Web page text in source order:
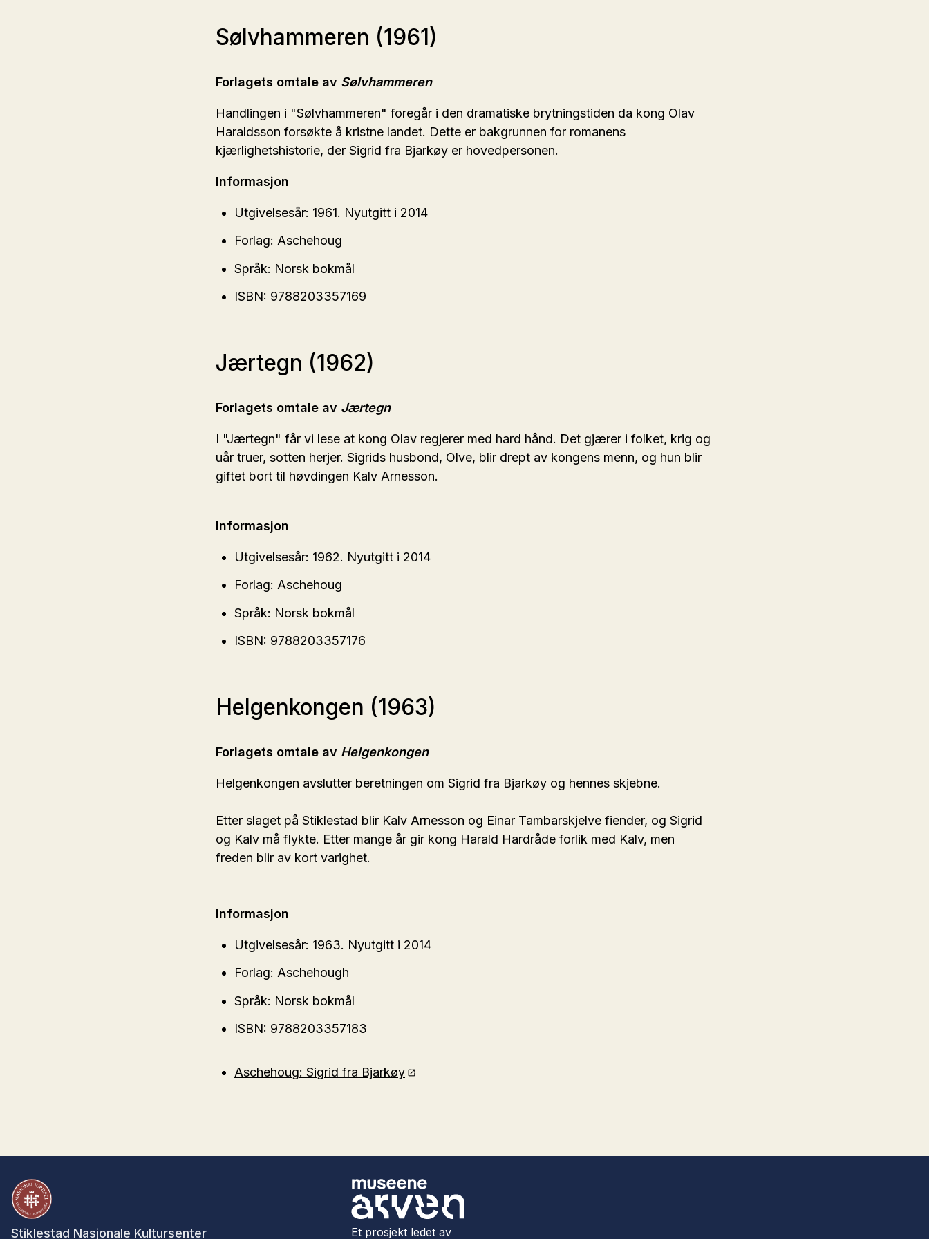
Sølvhammeren (1961)
Forlagets omtale av Sølvhammeren
Handlingen i "Sølvhammeren" foregår i den dramatiske brytningstiden da kong Olav
Haraldsson forsøkte å kristne landet. Dette er bakgrunnen for romanens
kjærlighetshistorie, der Sigrid fra Bjarkøy er hovedpersonen.
Informasjon
Utgivelsesår: 1961. Nyutgitt i 2014
Forlag: Aschehoug
Språk: Norsk bokmål
ISBN: 9788203357169
Jærtegn (1962)
Forlagets omtale av Jærtegn
I "Jærtegn" får vi lese at kong Olav regjerer med hard hånd. Det gjærer i folket, krig og
uår truer, sotten herjer. Sigrids husbond, Olve, blir drept av kongens menn, og hun blir
giftet bort til høvdingen Kalv Arnesson.
Informasjon
Utgivelsesår: 1962. Nyutgitt i 2014
Forlag: Aschehoug
Språk: Norsk bokmål
ISBN: 9788203357176
Helgenkongen (1963)
Forlagets omtale av Helgenkongen
Helgenkongen avslutter beretningen om Sigrid fra Bjarkøy og hennes skjebne.
Etter slaget på Stiklestad blir Kalv Arnesson og Einar Tambarskjelve fiender, og Sigrid
og Kalv må flykte. Etter mange år gir kong Harald Hardråde forlik med Kalv, men
freden blir av kort varighet.
Informasjon
Utgivelsesår: 1963. Nyutgitt i 2014
Forlag: Aschehough
Språk: Norsk bokmål
ISBN: 9788203357183
Aschehoug: Sigrid fra Bjarkøy
Stiklestad Nasjonale Kultursenter Et prosjekt ledet av